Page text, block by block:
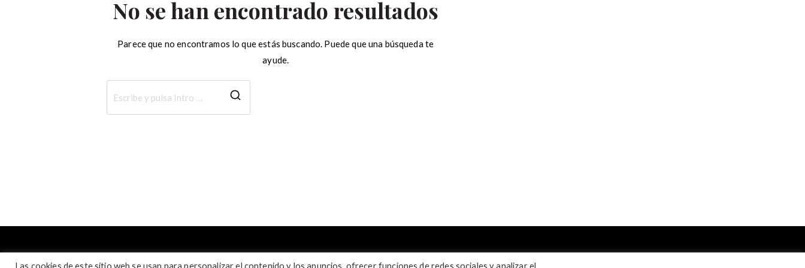
No se han encontrado resultados
Parece que no encontramos lo que estás buscando. Puede que una búsqueda te
ayude.
Las cookies de este sitio web se usan para personalizar el contenido y los anuncios, ofrecer funciones de redes sociales y analizar el